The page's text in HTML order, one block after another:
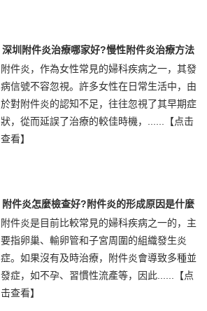
深圳附件炎治療哪家好?慢性附件炎治療方法
附件炎，作為女性常見的婦科疾病之一，其發
病信號不容忽視。許多女性在日常生活中，由
於對附件炎的認知不足，往往忽視了其早期症
狀，從而延誤了治療的較佳時機，......
【点击
查看】
附件炎怎麼檢查好?附件炎的形成原因是什麼
附件炎是目前比較常見的婦科疾病之一的，主
要指卵巢、輸卵管和子宮周圍的組織發生炎
症。如果沒有及時治療，附件炎會導致多種並
發症，如不孕、習慣性流產等，因此......
【点
击查看】